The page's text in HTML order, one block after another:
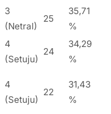
3
(Netral)
25
35,71
%
4
(Setuju)
24
34,29
%
4
(Setuju)
22
31,43
%